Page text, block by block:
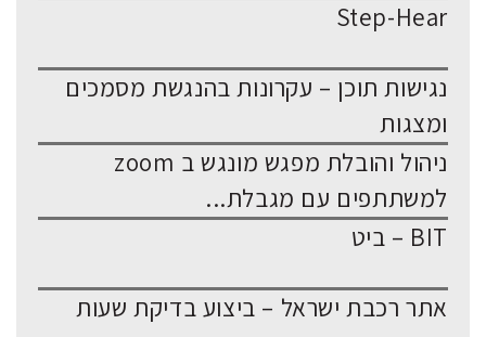
Step-Hear
נגישות תוכן – עקרונות בהנגשת מסמכים
ומצגות
ניהול והובלת מפגש מונגש ב zoom
למשתתפים עם מגבלת...
BIT – ביט
אתר רכבת ישראל – ביצוע בדיקת שעות